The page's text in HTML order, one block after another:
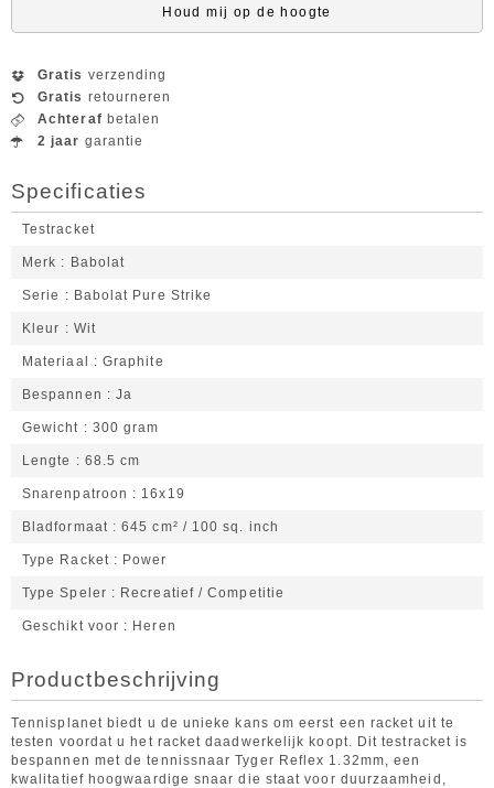
Houd mij op de hoogte
Gratis verzending
Gratis retourneren
Achteraf betalen
2 jaar garantie
Specificaties
Testracket
Merk Babolat
Serie Babolat Pure Strike
Kleur Wit
Materiaal Graphite
Bespannen Ja
Gewicht 300 gram
Lengte 68.5 cm
Snarenpatroon 16x19
Bladformaat 645 cm² / 100 sq. inch
Type Racket Power
Type Speler Recreatief / Competitie
Geschikt voor Heren
Productbeschrijving
Tennisplanet biedt u de unieke kans om eerst een racket uit te
testen voordat u het racket daadwerkelijk koopt. Dit testracket is
bespannen met de tennissnaar Tyger Reflex 1.32mm, een
kwalitatief hoogwaardige snaar die staat voor duurzaamheid,